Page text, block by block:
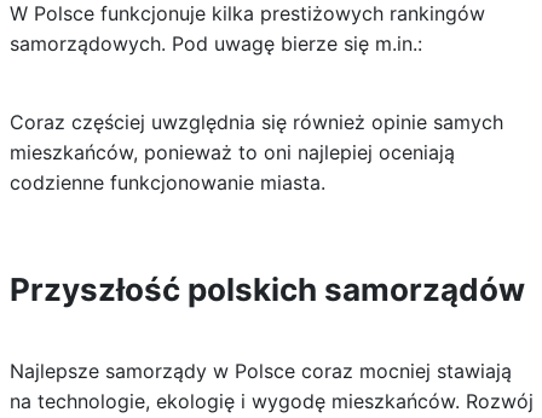
W Polsce funkcjonuje kilka prestiżowych rankingów
samorządowych. Pod uwagę bierze się m.in.:
Coraz częściej uwzględnia się również opinie samych
mieszkańców, ponieważ to oni najlepiej oceniają
codzienne funkcjonowanie miasta.
Przyszłość polskich samorządów
Najlepsze samorządy w Polsce coraz mocniej stawiają
na technologie, ekologię i wygodę mieszkańców. Rozwój